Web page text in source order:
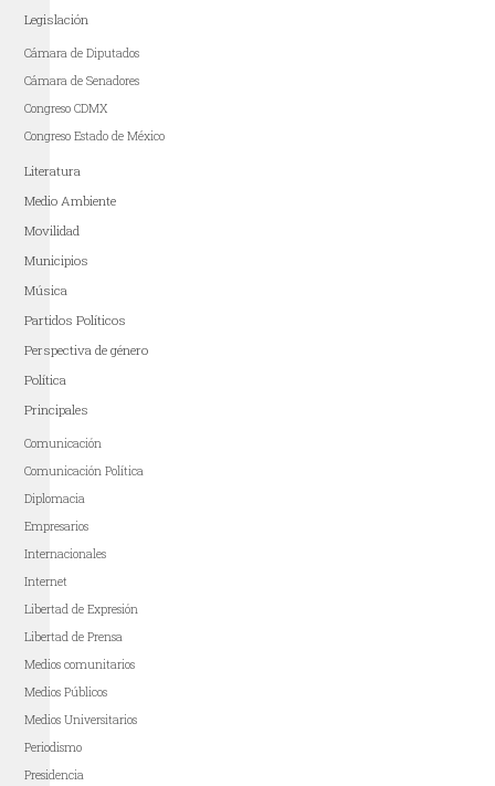
Legislación
Cámara de Diputados
Cámara de Senadores
Congreso CDMX
Congreso Estado de México
Literatura
Medio Ambiente
Movilidad
Municipios
Música
Partidos Políticos
Perspectiva de género
Política
Principales
Comunicación
Comunicación Política
Diplomacia
Empresarios
Internacionales
Internet
Libertad de Expresión
Libertad de Prensa
Medios comunitarios
Medios Públicos
Medios Universitarios
Periodismo
Presidencia